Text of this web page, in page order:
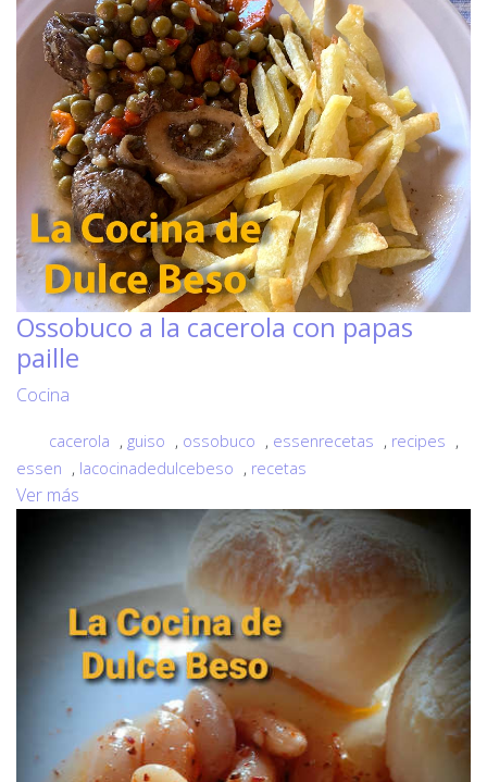
Ossobuco a la cacerola con papas
paille
Cocina
cacerola , guiso , ossobuco , essenrecetas , recipes ,
essen , lacocinadedulcebeso , recetas
Ver más